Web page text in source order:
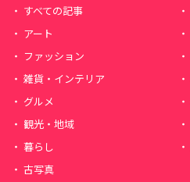
すべての記事
アート
ファッション
雑貨・インテリア
グルメ
観光・地域
暮らし
古写真